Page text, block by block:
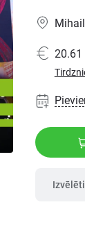
20.61